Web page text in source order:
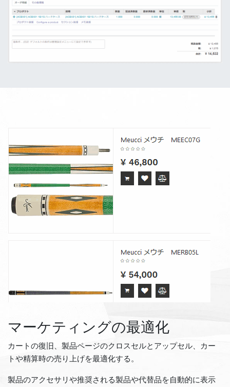
マーケティングの最適化
カートの復旧、製品ページのクロスセルとアップセル、カー
トや精算時の売り上げを最適化する。
製品のアクセサリや推奨される製品や代替品を自動的に表示